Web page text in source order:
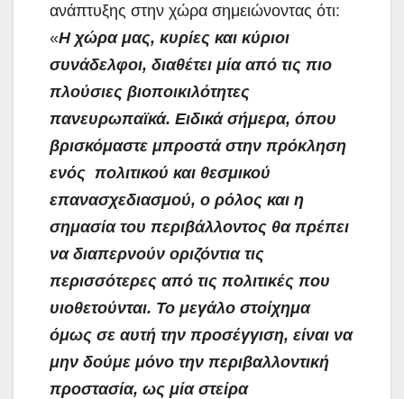
ανάπτυξης στην χώρα σημειώνοντας ότι:
«Η χώρα μας, κυρίες και κύριοι
συνάδελφοι, διαθέτει μία από τις πιο
πλούσιες βιοποικιλότητες
πανευρωπαϊκά. Ειδικά σήμερα, όπου
βρισκόμαστε μπροστά στην πρόκληση
ενός πολιτικού και θεσμικού
επανασχεδιασμού, ο ρόλος και η
σημασία του περιβάλλοντος θα πρέπει
να διαπερνούν οριζόντια τις
περισσότερες από τις πολιτικές που
υιοθετούνται. Το μεγάλο στοίχημα
όμως σε αυτή την προσέγγιση, είναι να
μην δούμε μόνο την περιβαλλοντική
προστασία, ως μία στείρα